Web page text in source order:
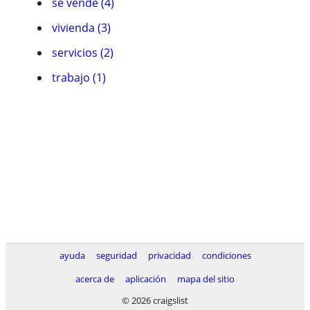
vivienda (3)
servicios (2)
trabajo (1)
ayuda seguridad privacidad
condiciones
acerca de
aplicación
mapa del sitio
© 2026 craigslist